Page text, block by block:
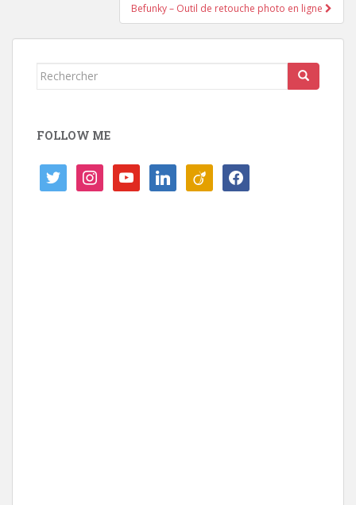
Befunky – Outil de retouche photo en ligne
Rechercher...
FOLLOW ME
twitter instagramyoutubelinkedinviadeo facebook